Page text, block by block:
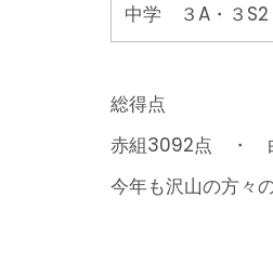
中学 ３A・３S2
総得点
赤組3092点 ・
今年も沢山の方々